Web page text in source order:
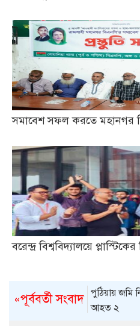
সমাবেশ সফল করতে মহানগর
বরেন্দ্র বিশ্ববিদ্যালয়ে
«পূর্ববর্তী সংবাদ পুঠিয়ায় জমি
আহত ২